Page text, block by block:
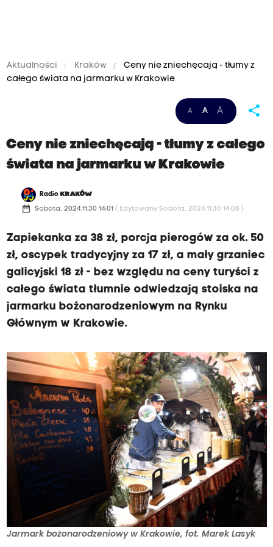
Aktualności Kraków
Ceny nie zniechęcają - tłumy z
całego świata na jarmarku w Krakowie
A A A share
Ceny nie zniechęcają - tłumy z całego
świata na jarmarku w Krakowie
Radio KRAKÓW
date_range Sobota, 2024.11.30 14:01 ( Edytowany Sobota, 2024.11.30 14:08 )
Zapiekanka za 38 zł, porcja pierogów za ok. 50
zł, oscypek tradycyjny za 17 zł, a mały grzaniec
galicyjski 18 zł - bez względu na ceny turyści z
całego świata tłumnie odwiedzają stoiska na
jarmarku bożonarodzeniowym na Rynku
Głównym w Krakowie.
Jarmark bożonarodzeniowy w Krakowie, fot. Marek Lasyk
p
i
n
k
a
z
a
3
z
ł
p
o
i